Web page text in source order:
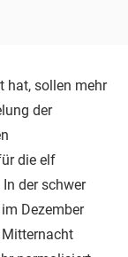
hat, sollen mehr
der
die elf
der schwer
Dezember